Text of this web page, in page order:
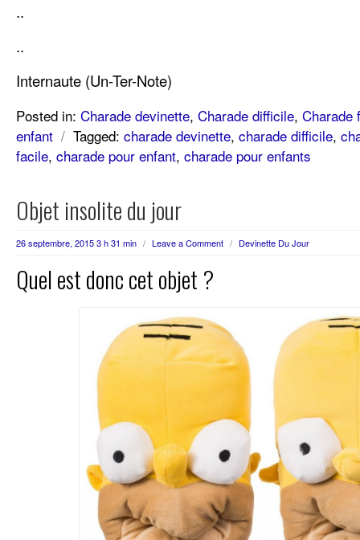
..
..
Internaute (Un-Ter-Note)
Posted in: Charade devinette, Charade difficile, Charade
enfant / Tagged: charade devinette, charade difficile,
facile, charade pour enfant, charade pour enfants
Objet insolite du jour
26 septembre, 2015 3 h 31 min / Leave a Comment / Devinette Du Jour
Quel est donc cet objet ?